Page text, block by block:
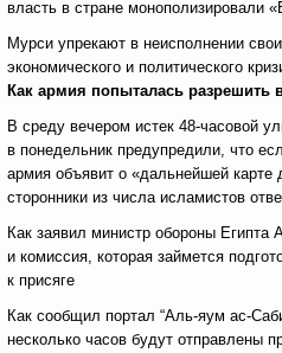
власть в стране монополизировали
Мурси упрекают в неисполнении
экономического и политического
Как армия попыталась разрешить
В среду вечером истек 48-часовой
в понедельник предупредили, что
армия объявит о «дальнейшей карте
сторонники из числа исламистов
Как заявил министр обороны
и комиссия, которая займется
к присяге
Как сообщил портал “Аль-яум ас-
несколько часов будут отправлены